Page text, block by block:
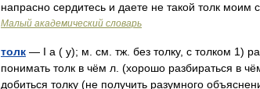
напрасно сердитесь и даете не такой толк моим
Малый академический словарь
толк — I а ( у); м. см. тж. без толку, с толком 1)
понимать толк в чём л. (хорошо разбираться в
добиться толку (не получить разумного